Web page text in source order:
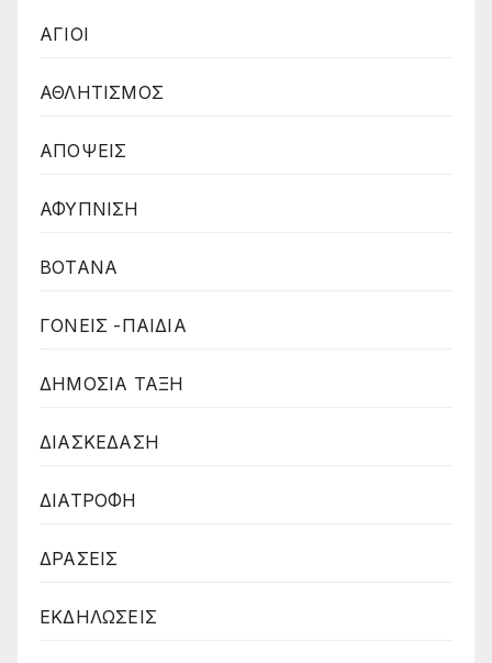
ΑΓΙΟΙ
ΑΘΛΗΤΙΣΜΟΣ
ΑΠΟΨΕΙΣ
ΑΦΥΠΝΙΣΗ
ΒΟΤΑΝΑ
ΓΟΝΕΙΣ -ΠΑΙΔΙΑ
ΔΗΜΟΣΙΑ ΤΑΞΗ
ΔΙΑΣΚΕΔΑΣΗ
ΔΙΑΤΡΟΦΗ
ΔΡΑΣΕΙΣ
ΕΚΔΗΛΩΣΕΙΣ